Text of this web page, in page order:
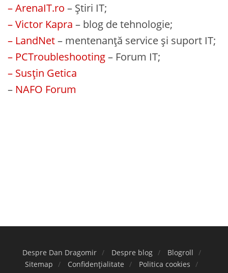
– ArenaIT.ro – Știri IT;
– Victor Kapra – blog de tehnologie;
– LandNet– mentenanță service și suport IT;
– PCTroubleshooting– Forum IT;
– Susțin Getica
– NAFO Forum
Despre Dan Dragomir Despre blog
Blogroll
Sitemap
Confidențialitate
Politica cookies